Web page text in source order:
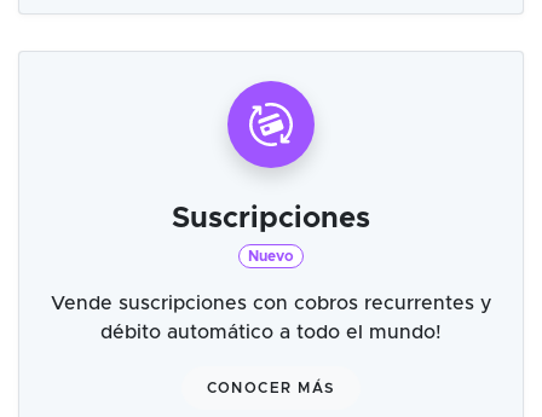
Suscripciones
Nuevo
Vende suscripciones con cobros recurrentes y
débito automático a todo el mundo!
CONOCER MÁS